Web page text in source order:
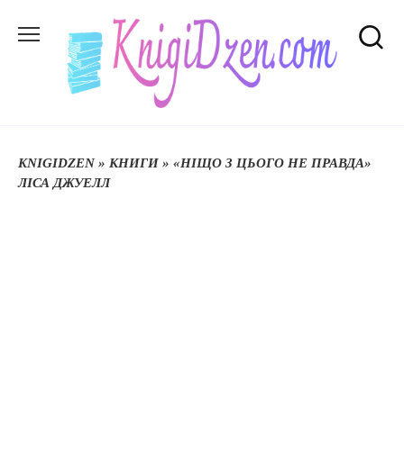
до
KNIGIDZEN» КНИГИ » «НІЩО З ЦЬОГО НЕ ПРАВДА»
ЛІСА ДЖУЕЛЛ